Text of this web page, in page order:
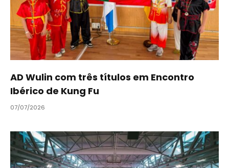
AD Wulin com três títulos em Encontro
Ibérico de Kung Fu
07/07/2026